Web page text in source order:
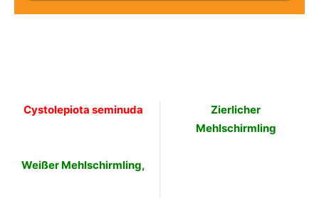
Cystolepiota seminuda
Weißer Mehlschirmling,
Zierlicher
Mehlschirmling